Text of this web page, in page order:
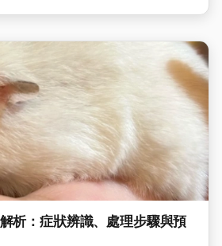
析：症狀辨識、處理步驟與預